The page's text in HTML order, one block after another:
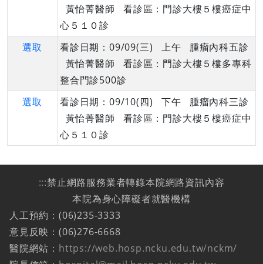
黃怡菁醫師 看診區：門診大樓５樓癌症中
心５１０診
選取
看診日期：09/09(三) 上午 腫瘤內科五診
黃怡菁醫師 看診區：門診大樓５樓多專科
整合門診500診
選取
看診日期：09/10(四) 下午 腫瘤內科三診
黃怡菁醫師 看診區：門診大樓５樓癌症中
心５１０診
:::禁止網路服務業者轉錄本院網路資訊內容
本院為身心障礙者就醫機構
人工預約：(06)235-3333
意見反映：(06)276-6668
醫院網站： https://web.hosp.ncku.edu.tw/nckm/